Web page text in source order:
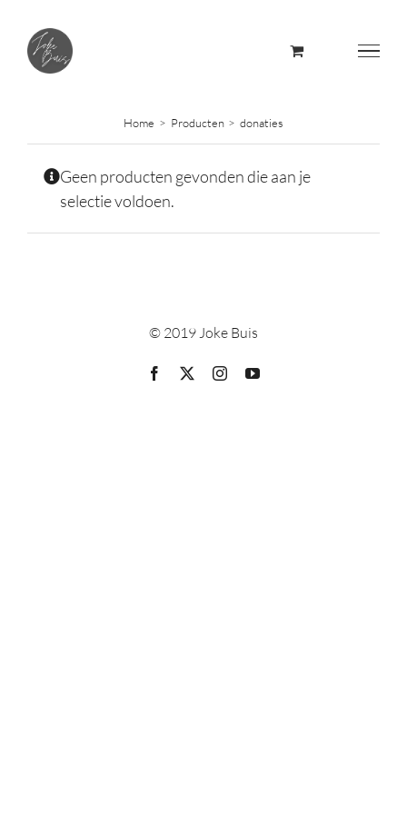
content
Home Producten donaties
Geen producten gevonden die aan je
selectie voldoen.
© 2019 Joke Buis
Facebook InstagramYouTube